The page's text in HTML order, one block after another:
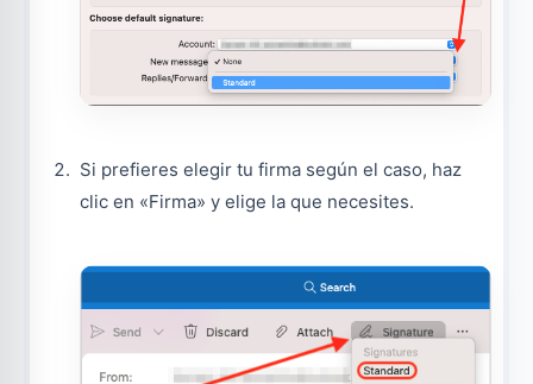
Si prefieres elegir tu firma según el caso, haz
clic en «Firma» y elige la que necesites.